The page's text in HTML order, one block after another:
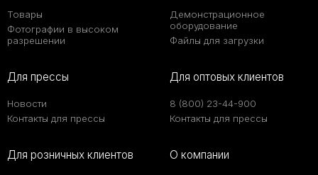
Товары
Фотографии в высоком
разрешении
Демонстрационное
оборудование
Файлы для загрузки
Для прессы
Новости
Контакты для прессы
Для оптовых клиентов
8 (800) 23-44-900
Контакты для прессы
Для розничных клиентов О компании